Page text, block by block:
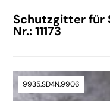
Schutzgitter für
Nr.: 11173
9935.SD4N.9906